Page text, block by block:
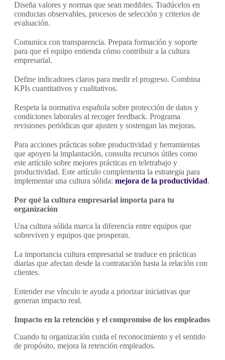
Diseña valores y normas que sean medibles. Tradúcelos en
conductas observables, procesos de selección y criterios de
evaluación.
Comunica con transparencia. Prepara formación y soporte
para que el equipo entienda cómo contribuir a la cultura
empresarial.
Define indicadores claros para medir el progreso. Combina
KPIs cuantitativos y cualitativos.
Respeta la normativa española sobre protección de datos y
condiciones laborales al recoger feedback. Programa
revisiones periódicas que ajusten y sostengan las mejoras.
Para acciones prácticas sobre productividad y herramientas
que apoyen la implantación, consulta recursos útiles como
este artículo sobre mejores prácticas en teletrabajo y
productividad. Este artículo complementa la estrategia para
implementar una cultura sólida: mejora de la productividad.
Por qué la cultura empresarial importa para tu
organización
Una cultura sólida marca la diferencia entre equipos que
sobreviven y equipos que prosperan.
La importancia cultura empresarial se traduce en prácticas
diarias que afectan desde la contratación hasta la relación con
clientes.
Entender ese vínculo te ayuda a priorizar iniciativas que
generan impacto real.
Impacto en la retención y el compromiso de los empleados
Cuando tu organización cuida el reconocimiento y el sentido
de propósito, mejora la retención empleados.